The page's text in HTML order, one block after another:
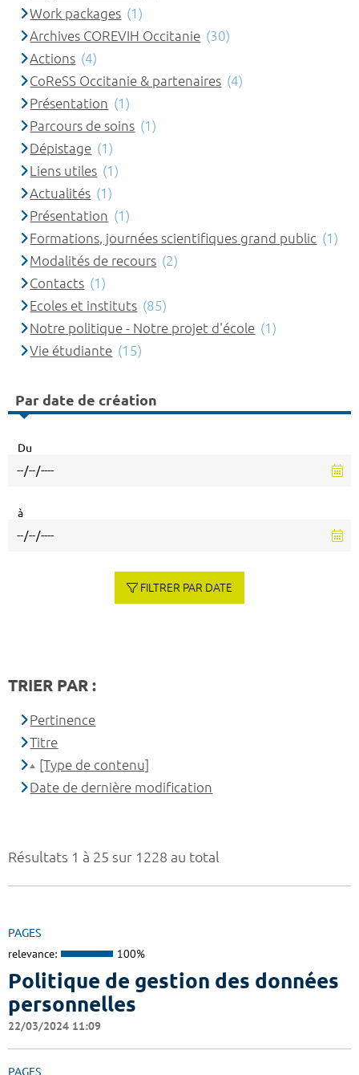
Résultats 1 à 25 sur 1228 au total
PAGES
relevance: 100%
Politique de gestion des données
personnelles
22/03/2024 11:09
PAGES
Work packages (1)
Archives COREVIH Occitanie (30)
Actions (4)
CoReSS Occitanie & partenaires (4)
Présentation (1)
Parcours de soins (1)
Dépistage (1)
Liens utiles (1)
Actualités (1)
Présentation (1)
Formations, journées scientifiques grand public (1)
Modalités de recours (2)
Contacts (1)
Ecoles et instituts (85)
Notre politique - Notre projet d'école (1)
Vie étudiante (15)
Par date de création
Du
à
FILTRER PAR DATE
TRIER PAR :
Pertinence
Titre
[Type de contenu]
Date de dernière modification